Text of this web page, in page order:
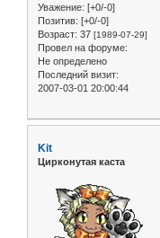
Уважение: [+0/-0]
Позитив: [+0/-0]
Возраст: 37 [1989-07-29]
Провел на форуме:
Не определено
Последний визит:
2007-03-01 20:00:44
Kit
Цирконутая каста